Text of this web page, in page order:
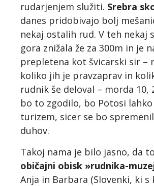
rudarjenjem služiti. Srebra
danes pridobivajo bolj
nekaj ostalih rud. V teh nekaj
gora znižala že za 300m in je
prepletena kot švicarski sir –
koliko jih je pravzaprav in
rudnik še deloval – morda 10,
bo to zgodilo, bo Potosi lahko
turizem, sicer se bo
duhov.
Takoj nama je bilo jasno, da
običajni obisk »rudnika-
Anja in Barbara (Slovenki, ki s